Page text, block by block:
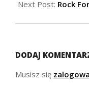
30
Next Post: Rock
DODAJ
Musisz się